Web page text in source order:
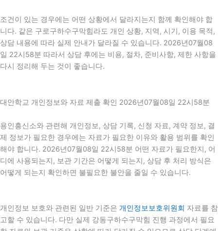
조건이 있는 경우에는 어떤 상황에서 달라지는지 함께 확인해야 합
니다. 같은 구로구하수구막힘라도 개인 상황, 지역, 시기, 이용 목적,
상담 내용에 따라 실제 안내가 달라질 수 있습니다. 2026년07월08
일 22시58분 따라서 상담 후에는 비용, 절차, 준비사항, 제한 사항을
다시 정리해 두는 것이 좋습니다.
대안학교 개인정보와 자료 제출 확인 2026년07월08일 22시58분
용인흥신소와 관련해 개인정보, 상담 기록, 신청 자료, 계약 정보, 결
제 정보가 필요한 경우에는 자료가 필요한 이유와 활용 범위를 확인
해야 합니다. 2026년07월08일 22시58분 어떤 자료가 필요한지, 어
디에 사용되는지, 보관 기간은 어떻게 되는지, 상담 후 처리 방식은
어떻게 되는지 확인하면 불필요한 불안을 줄일 수 있습니다.
개인정보 보호와 관련된 일반 기준은 개인정보보호위원회 자료를 참
고할 수 있습니다. 다만 실제 강동구하수구막힘 진행 과정에서 필요